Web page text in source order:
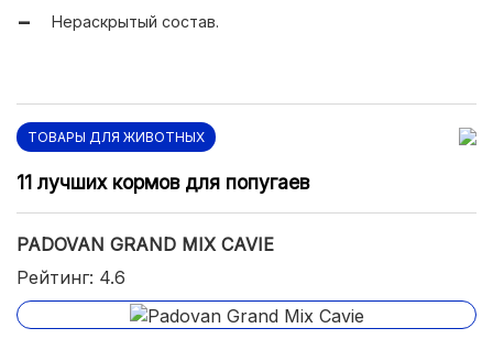
Нераскрытый состав.
ТОВАРЫ ДЛЯ ЖИВОТНЫХ
11 лучших кормов для попугаев
PADOVAN GRAND MIX СAVIE
Рейтинг: 4.6